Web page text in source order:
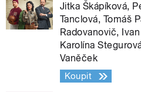
Jitka Škápíková,
Tanclová, Tomáš
Radovanovič,
Karolína
Vaněček
Koupit